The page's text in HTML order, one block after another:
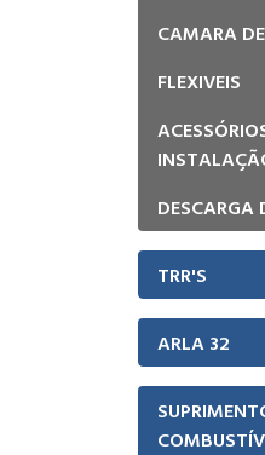
CAMARA
FLEXIVEIS
DESCARGA
TRR'S
ARLA 32